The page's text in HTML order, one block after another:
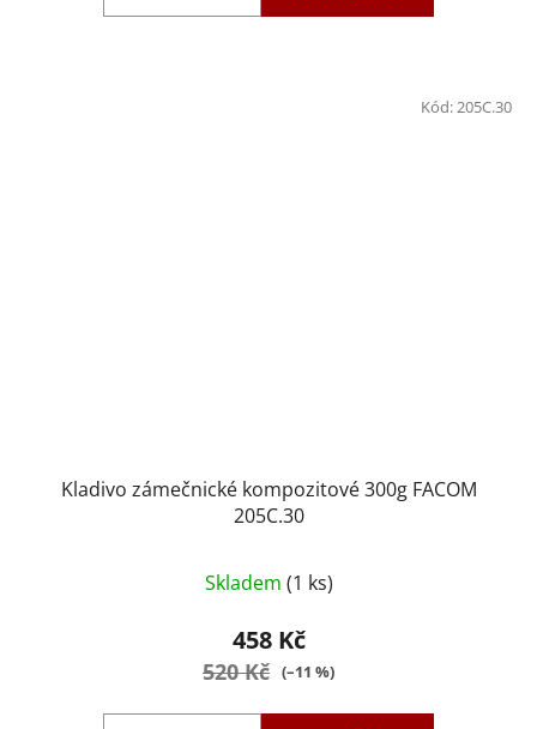
Kladivo zámečnické kompozitové 300g FACOM
205C.30
Skladem (1 ks)
458 Kč
520 Kč (–11 %)
Kód: 205C.30